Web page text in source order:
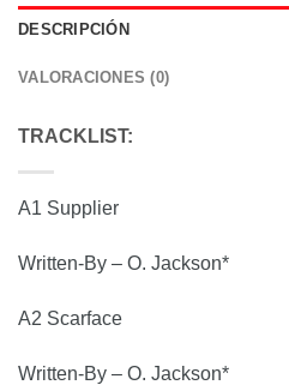
DESCRIPCIÓN
VALORACIONES (0)
TRACKLIST:
A1 Supplier
Written-By – O. Jackson*
A2 Scarface
Written-By – O. Jackson*